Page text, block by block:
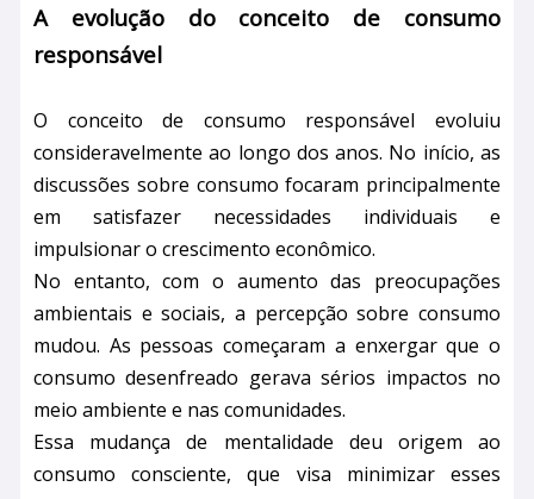
A evolução do conceito de consumo
responsável
O conceito de consumo responsável evoluiu
consideravelmente ao longo dos anos. No início, as
discussões sobre consumo focaram principalmente
em satisfazer necessidades individuais e
impulsionar o crescimento econômico.
No entanto, com o aumento das preocupações
ambientais e sociais, a percepção sobre consumo
mudou. As pessoas começaram a enxergar que o
consumo desenfreado gerava sérios impactos no
meio ambiente e nas comunidades.
Essa mudança de mentalidade deu origem ao
consumo consciente, que visa minimizar esses